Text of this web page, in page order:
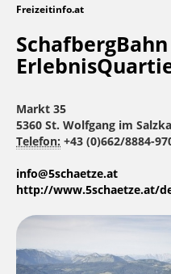
Freizeitinfo.at
SchafbergBahn
Markt 35
5360 St. Wolfgang im
Telefon: +43 (0)662/8884-
info@5schaetze.at
http://www.5schaetze.at/